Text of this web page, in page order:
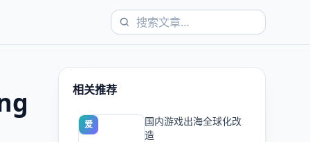
相关推荐
爱
国内游戏出海全球化改
造